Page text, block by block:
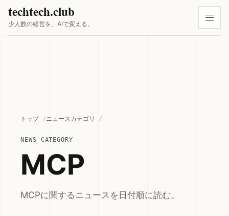
techtech.club
少人数の経営を、AIで変える。
トップ ニュースカテゴリ
NEWS CATEGORY
MCP
MCPに関するニュースを日付順に読む。